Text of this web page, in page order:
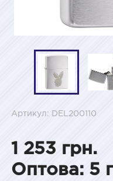
Артикул: DEL200110
1 253 грн.
Оптова: 5